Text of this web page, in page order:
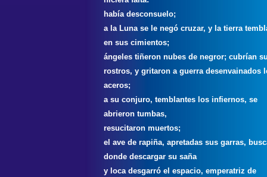
había desconsuelo;
a la Luna se le negó cruzar, y la tierra
en sus cimientos;
ángeles tiñeron nubes de negror; cubrían
rostros, y gritaron a guerra desenvainados
aceros;
a su conjuro, temblantes los infiernos, se
abrieron tumbas,
resucitaron muertos;
el ave de rapiña, apretadas sus garras,
donde descargar su saña
y loca desgarró el espacio, emperatriz de